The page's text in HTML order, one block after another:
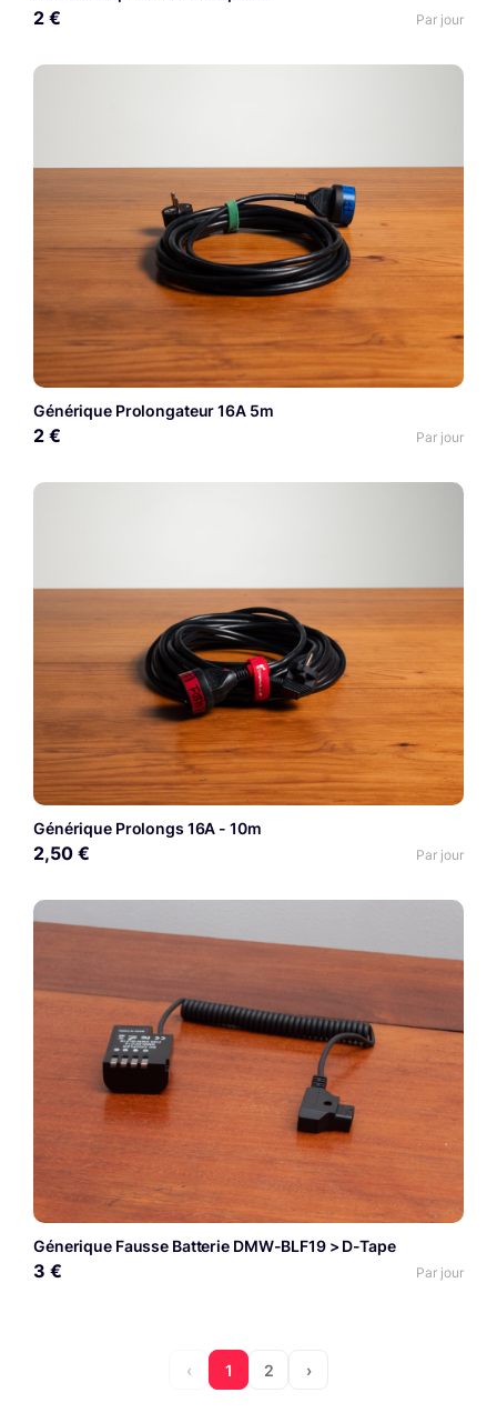
2 € Par jour
Générique Prolongateur 16A 5m
2 € Par jour
Générique Prolongs 16A - 10m
2,50 € Par jour
Génerique Fausse Batterie DMW-BLF19 > D-Tape
3 € Par jour
‹ 1 2 ›